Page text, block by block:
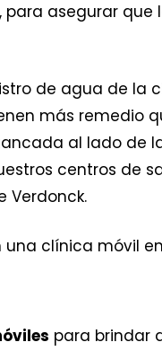
asegurar que
de agua de la
más remedio
al lado de
centros de
Verdonck.
para brindar